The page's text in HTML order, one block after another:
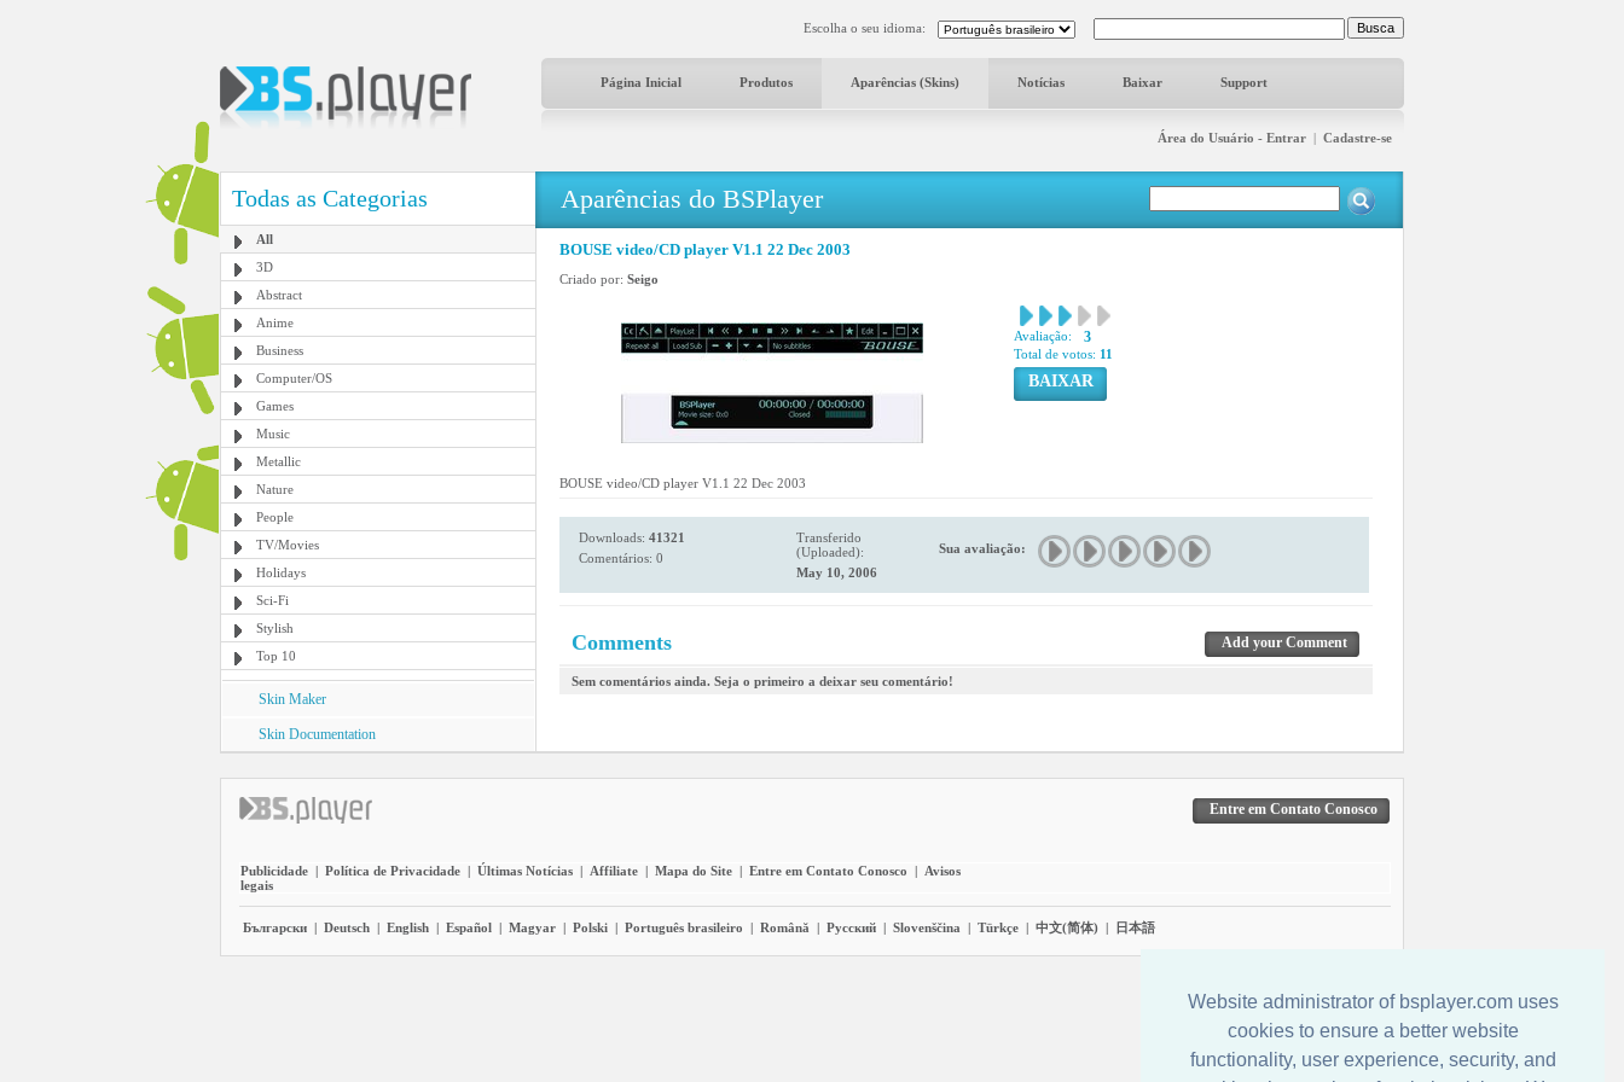
Website administrator of bsplayer.com uses
cookies to ensure a better website
functionality, user experience, security, and
Escolha o seu idioma:
Página Inicial Produtos Aparências (Skins) Notícias Baixar Support
Área do Usuário - Entrar | Cadastre-se
Todas as Categorias
All
3D
Abstract
Anime
Business
Computer/OS
Games
Music
Metallic
Nature
People
TV/Movies
Holidays
Sci-Fi
Stylish
Top 10
Skin Maker
Skin Documentation
Aparências do BSPlayer
BOUSE video/CD player V1.1 22 Dec 2003
Criado por: Seigo
Avaliação: 3
Total de votos: 11
BAIXAR
BOUSE video/CD player V1.1 22 Dec 2003
Downloads: 41321
Comentários: 0
Transferido
(Uploaded):
May 10, 2006
Sua avaliação:
Comments Add your Comment
Sem comentários ainda. Seja o primeiro a deixar seu comentário!
Entre em Contato Conosco
Publicidade | Política de Privacidade | Últimas Notícias | Affiliate | Mapa do Site | Entre em Contato Conosco | Avisos
legais
Български | Deutsch | English | Español | Magyar | Polski | Português brasileiro | Română | Pyccĸий | Slovenščina | Türkçe | 中文(简体) | 日本語